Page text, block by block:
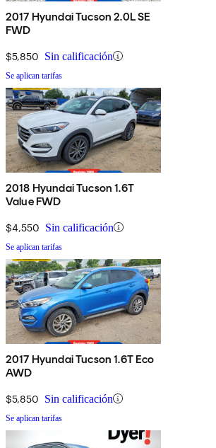
2017 Hyundai Tucson 2.0L SE
FWD
$5,850 Sin calificación
Se aplican tarifas
2018 Hyundai Tucson 1.6T
Value FWD
$4,550 Sin calificación
Se aplican tarifas
2017 Hyundai Tucson 1.6T Eco
AWD
$5,850 Sin calificación
Se aplican tarifas